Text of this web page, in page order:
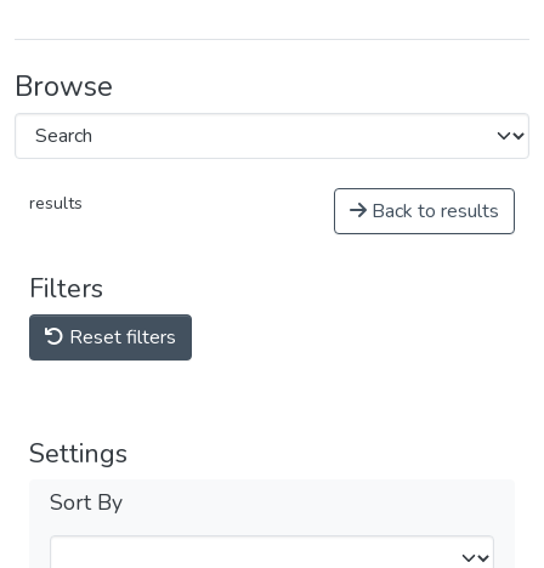
Browse
results Back to results
Filters
Reset filters
Settings
Sort By